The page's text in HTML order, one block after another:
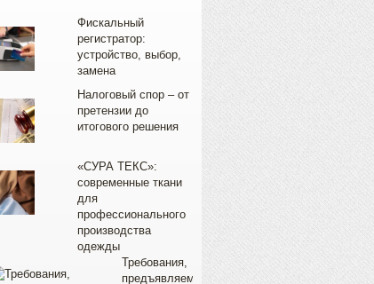
Фискальный
регистратор:
устройство, выбор,
замена
Налоговый спор – от
претензии до
итогового решения
«СУРА ТЕКС»:
современные ткани
для
профессионального
производства
одежды
Требования,
предъявляемые